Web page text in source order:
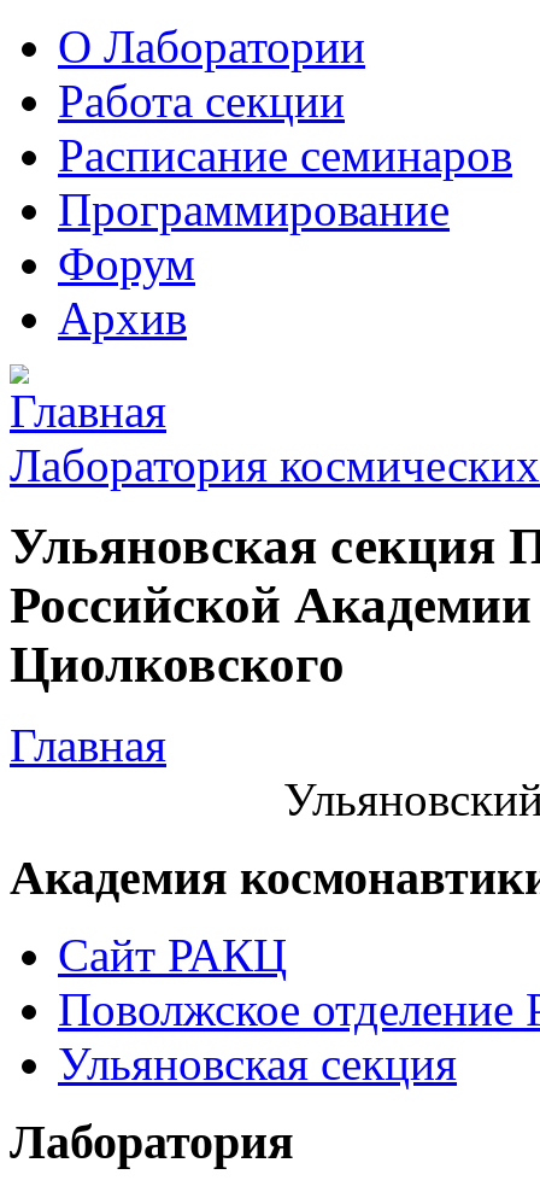
О Лаборатории
Работа секции
Расписание семинаров
Программирование
Форум
Архив
Лаборатория
Ульяновская секция
Российской
Циолковского
Главная
Академия
Сайт РАКЦ
Поволжское
Ульяновская секция
Лаборатория